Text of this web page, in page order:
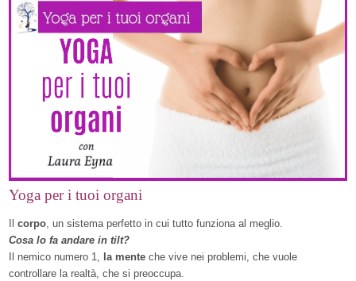
Yoga per i tuoi organi
corpo, un sistema perfetto in cui tutto funziona al meglio.
Cosa lo fa andare in tilt?
Il nemico numero 1, la mente che vive nei problemi, che vuole
controllare la realtà, che si preoccupa.